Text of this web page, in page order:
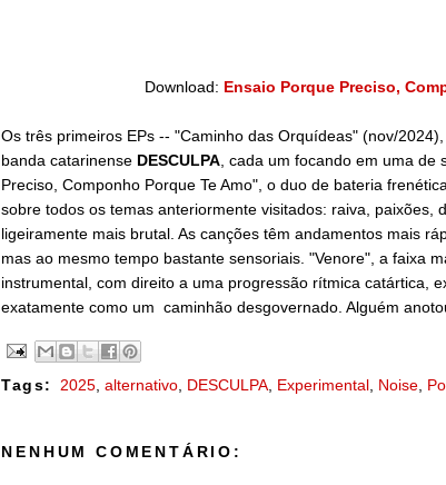
Download: Ensaio Porque Preciso,
Os três primeiros EPs -- "Caminho das Orquídeas" (nov/
banda catarinense DESCULPA, cada um focando em uma de
Preciso, Componho Porque Te Amo", o duo de bateria
sobre todos os temas anteriormente visitados: raiva,
ligeiramente mais brutal. As canções têm andamentos mais
mas ao mesmo tempo bastante sensoriais. "Venore", a faixa
instrumental, com direito a uma progressão rítmica catártica,
exatamente como um caminhão desgovernado. Alguém
Tags: 2025 ,alternativo DESCULPA Experimental Noise
NENHUM COMENTÁRIO: